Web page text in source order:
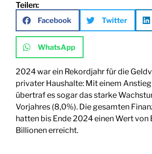
Teilen:
Facebook Twitter
WhatsApp
2024 war ein Rekordjahr für die
privater Haushalte: Mit einem
übertraf es sogar das starke
Vorjahres (8,0%). Die gesamten
hatten bis Ende 2024 einen Wert von
Billionen erreicht.